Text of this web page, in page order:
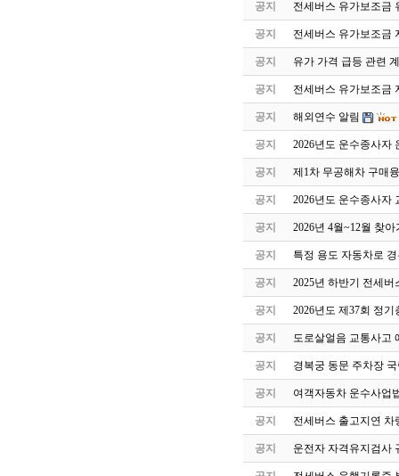
공지 전세버스 유가보조금
공지 전세버스 유가보조금
공지 유가 가격 급등 관련
공지 전세버스 유가보조금
공지 해외연수 알림
공지 2026년도 운수종사자
공지 제1차 무공해차 구매
공지 2026년도 운수종사자
공지 2026년 4월~12월 찾
공지 특정 용도 자동차로
공지 2025년 하반기 전세
공지 2026년도 제37회 정기
공지 도로살얼음 교통사고
공지 경복궁 동문 주차장
공지 여객자동차 운수사업
공지 전세버스 출고지연 차
공지 운전자 자격유지검사